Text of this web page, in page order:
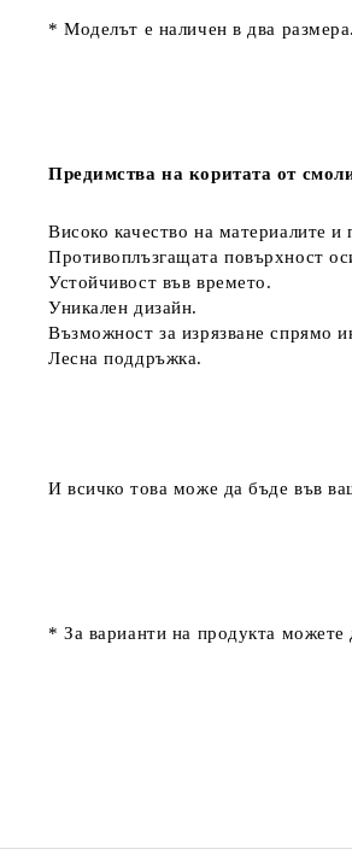
* Моделът е наличен в два
Предимства на коритата от
Високо качество на материалите и
Противоплъзгащата повърхност
Устойчивост във времето.
Уникален дизайн.
Възможност за изрязване спрямо
Лесна поддръжка.
И всичко това може да бъде във
* За варианти на продукта можете